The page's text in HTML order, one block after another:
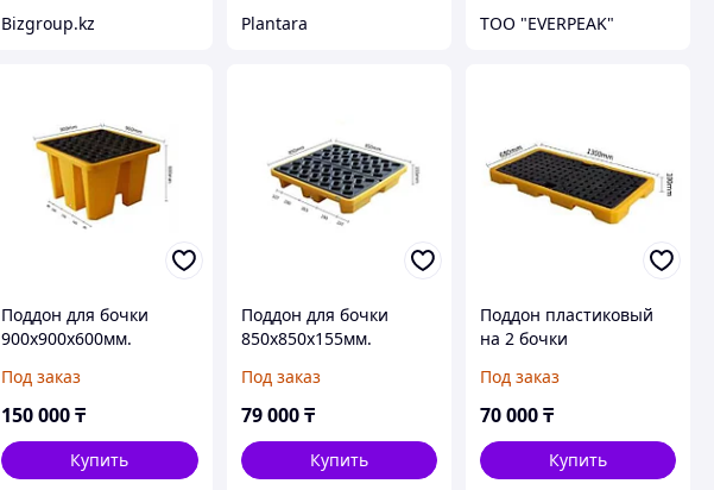
Bizgroup.kz Plantara ТОО "EVERPEAK"
Поддон для бочки
900x900x600мм.
Под заказ
150 000₸
Купить
Поддон для бочки
850x850x155мм.
Под заказ
79 000 ₸
Купить
Поддон пластиковый
на 2 бочки
HealthRun
Под заказ
70 000₸
Купить